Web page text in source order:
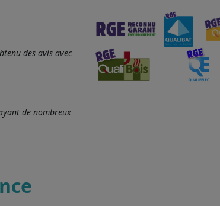
des avis avec
de nombreux